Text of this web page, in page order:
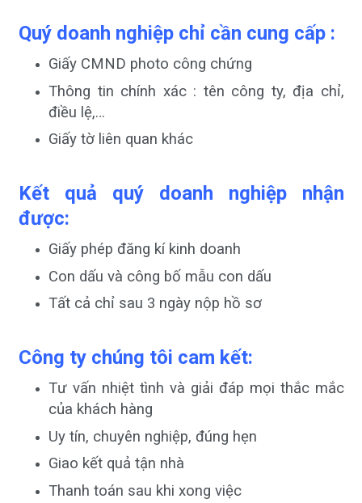
Quý doanh nghiệp chỉ cần cung cấp :
Giấy CMND photo công chứng
Thông tin chính xác : tên công ty, địa chỉ,
điều lệ,…
Giấy tờ liên quan khác
Kết quả quý doanh nghiệp nhận
được:
Giấy phép đăng kí kinh doanh
Con dấu và công bố mẫu con dấu
Tất cả chỉ sau 3 ngày nộp hồ sơ
Công ty chúng tôi cam kết:
Tư vấn nhiệt tình và giải đáp mọi thắc mắc
của khách hàng
Uy tín, chuyên nghiệp, đúng hẹn
Giao kết quả tận nhà
Thanh toán sau khi xong việc